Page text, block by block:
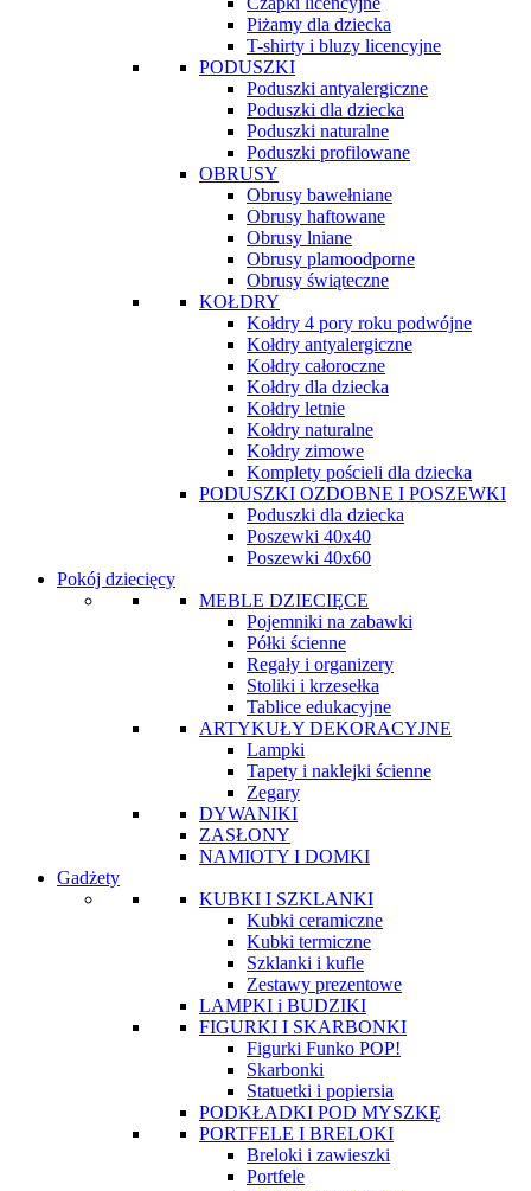
Piżamy dla dziecka
T-shirty i bluzy licencyjne
PODUSZKI
Poduszki antyalergiczne
Poduszki dla dziecka
Poduszki naturalne
Poduszki profilowane
OBRUSY
Obrusy bawełniane
Obrusy haftowane
Obrusy lniane
Obrusy plamoodporne
Obrusy świąteczne
KOŁDRY
Kołdry 4 pory roku podwójne
Kołdry antyalergiczne
Kołdry całoroczne
Kołdry dla dziecka
Kołdry letnie
Kołdry naturalne
Kołdry zimowe
Komplety pościeli dla dziecka
PODUSZKI OZDOBNE I POSZEWKI
Poduszki dla dziecka
Poszewki 40x40
Poszewki 40x60
Pokój dziecięcy
MEBLE DZIECIĘCE
Pojemniki na zabawki
Półki ścienne
Regały i organizery
Stoliki i krzesełka
Tablice edukacyjne
ARTYKUŁY DEKORACYJNE
Lampki
Tapety i naklejki ścienne
Zegary
DYWANIKI
ZASŁONY
NAMIOTY I DOMKI
Gadżety
KUBKI I SZKLANKI
Kubki ceramiczne
Kubki termiczne
Szklanki i kufle
Zestawy prezentowe
LAMPKI i BUDZIKI
FIGURKI I SKARBONKI
Figurki Funko POP!
Skarbonki
Statuetki i popiersia
PODKŁADKI POD MYSZKĘ
PORTFELE I BRELOKI
Breloki i zawieszki
Portfele